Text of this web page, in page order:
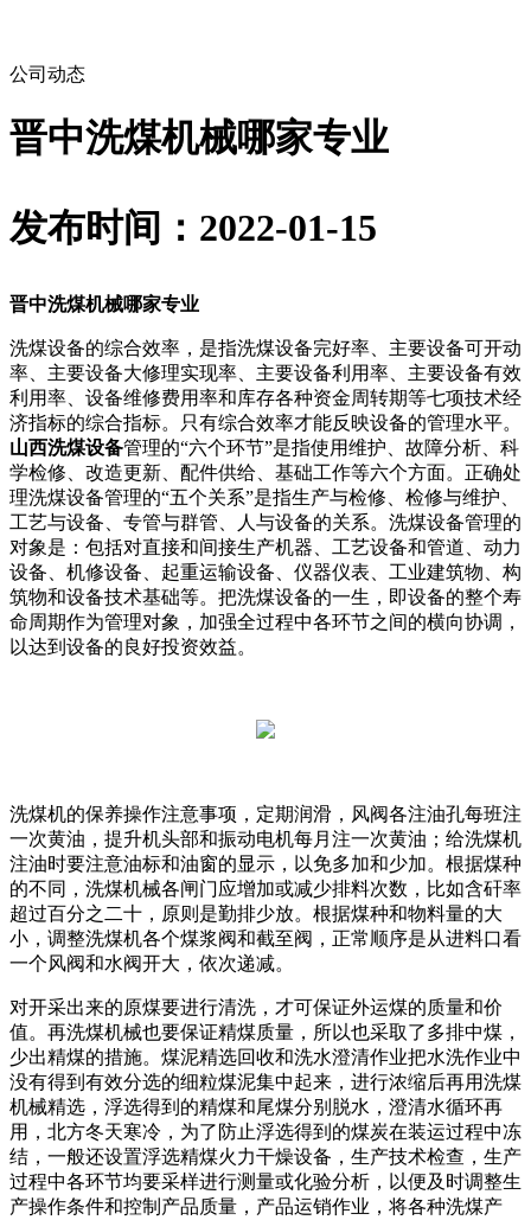
公司动态
晋中洗煤机械哪家专业
发布时间：2022-01-15
晋中洗煤机械哪家专业
洗煤设备的综合效率，是指洗煤设备完好率、主要设备可开动
率、主要设备大修理实现率、主要设备利用率、主要设备有效
利用率、设备维修费用率和库存各种资金周转期等七项技术经
济指标的综合指标。只有综合效率才能反映设备的管理水平。
山西洗煤设备管理的“六个环节”是指使用维护、故障分析、科
学检修、改造更新、配件供给、基础工作等六个方面。正确处
理洗煤设备管理的“五个关系”是指生产与检修、检修与维护、
工艺与设备、专管与群管、人与设备的关系。洗煤设备管理的
对象是：包括对直接和间接生产机器、工艺设备和管道、动力
设备、机修设备、起重运输设备、仪器仪表、工业建筑物、构
筑物和设备技术基础等。把洗煤设备的一生，即设备的整个寿
命周期作为管理对象，加强全过程中各环节之间的横向协调，
以达到设备的良好投资效益。
洗煤机的保养操作注意事项，定期润滑，风阀各注油孔每班注
一次黄油，提升机头部和振动电机每月注一次黄油；给洗煤机
注油时要注意油标和油窗的显示，以免多加和少加。根据煤种
的不同，洗煤机械各闸门应增加或减少排料次数，比如含矸率
超过百分之二十，原则是勤排少放。根据煤种和物料量的大
小，调整洗煤机各个煤浆阀和截至阀，正常顺序是从进料口看
一个风阀和水阀开大，依次递减。
对开采出来的原煤要进行清洗，才可保证外运煤的质量和价
值。再洗煤机械也要保证精煤质量，所以也采取了多排中煤，
少出精煤的措施。煤泥精选回收和洗水澄清作业把水洗作业中
没有得到有效分选的细粒煤泥集中起来，进行浓缩后再用洗煤
机械精选，浮选得到的精煤和尾煤分别脱水，澄清水循环再
用，北方冬天寒冷，为了防止浮选得到的煤炭在装运过程中冻
结，一般还设置浮选精煤火力干燥设备，生产技术检查，生产
过程中各环节均要采样进行测量或化验分析，以便及时调整生
产操作条件和控制产品质量，产品运销作业，将各种洗煤产